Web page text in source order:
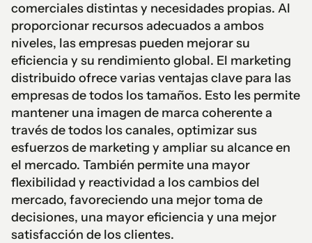
comerciales distintas y necesidades propias. Al
proporcionar recursos adecuados a ambos
niveles, las empresas pueden mejorar su
eficiencia y su rendimiento global. El marketing
distribuido ofrece varias ventajas clave para las
empresas de todos los tamaños. Esto les permite
mantener una imagen de marca coherente a
través de todos los canales, optimizar sus
esfuerzos de marketing y ampliar su alcance en
el mercado. También permite una mayor
flexibilidad y reactividad a los cambios del
mercado, favoreciendo una mejor toma de
decisiones, una mayor eficiencia y una mejor
satisfacción de los clientes.